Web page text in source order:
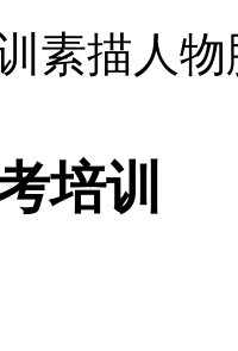
素描人物
培训